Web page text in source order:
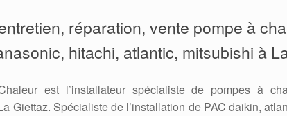
réparation, vente pompe à
hitachi, atlantic, mitsubishi à
est l’installateur spécialiste de pompes à
Giettaz. Spécialiste de l’installation de PAC daikin,